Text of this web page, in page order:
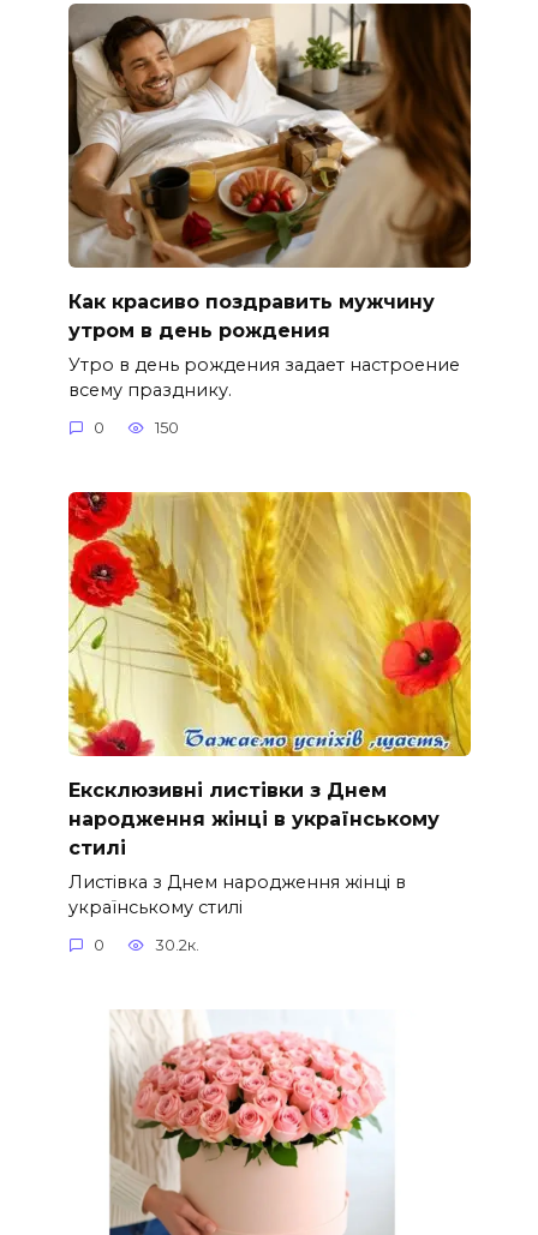
Как красиво поздравить мужчину
утром в день рождения
Утро в день рождения задает настроение
всему празднику.
0 150
Ексклюзивні листівки з Днем
народження жінці в українському
стилі
Листівка з Днем народження жінці в
українському стилі
0 30.2к.